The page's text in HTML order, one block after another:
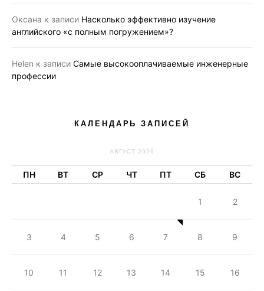
Оксана к записи Насколько эффективно изучение
английского «с полным погружением»?
Helen к записи Самые высокооплачиваемые инженерные
профессии
КАЛЕНДАРЬ ЗАПИСЕЙ
АВГУСТ 2026
ПН ВТ СР ЧТ ПТ СБ ВС
1 2
3 4 5 6 7 8 9
10 11 12 13 14 15 16